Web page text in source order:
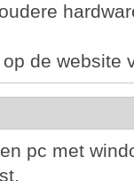
de website
pc met